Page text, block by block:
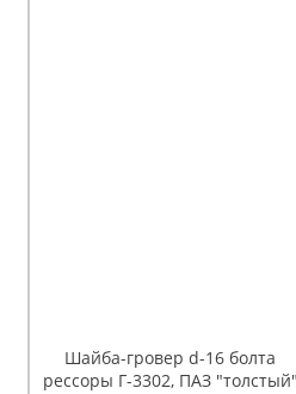
Шайба-гровер d-16 болта
рессоры Г-3302, ПАЗ